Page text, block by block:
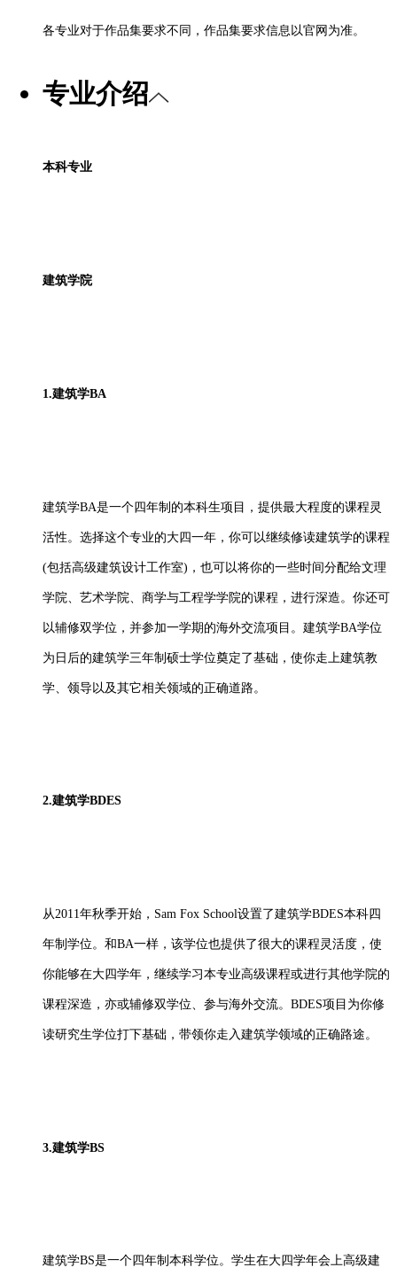
各专业对于作品集要求不同，作品集要求信息以官网为准。
专业介绍
本科专业
建筑学院
1.建筑学BA
建筑学BA是一个四年制的本科生项目，提供最大程度的课程灵
活性。选择这个专业的大四一年，你可以继续修读建筑学的课程
(包括高级建筑设计工作室)，也可以将你的一些时间分配给文理
学院、艺术学院、商学与工程学学院的课程，进行深造。你还可
以辅修双学位，并参加一学期的海外交流项目。建筑学BA学位
为日后的建筑学三年制硕士学位奠定了基础，使你走上建筑教
学、领导以及其它相关领域的正确道路。
2.建筑学BDES
从 2011年秋季开始，Sam Fox School设置了建筑学BDES本科四
年制学位。和BA一样，该学位也提供了很大的课程灵活度，使
你能够在大四学年，继续学习本专业高级课程或进行其他学院的
课程深造，亦或辅修双学位、参与海外交流。BDES项目为你修
读研究生学位打下基础，带领你走入建筑学领域的正确路途。
3.建筑学BS
建筑学BS是一个四年制本科学位。学生在大四学年会上高级建